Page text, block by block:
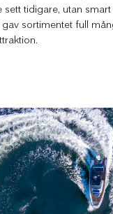
sett tidigare, utan
gav sortimentet full